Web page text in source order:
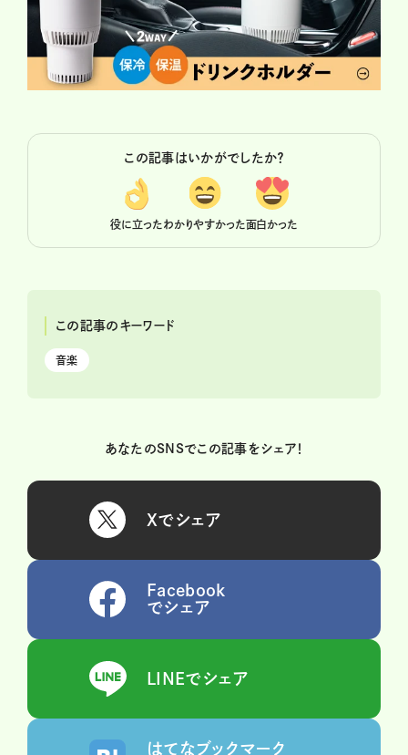
この記事はいかがでしたか？
役に立ったわかりやすかった面白かった
この記事のキーワード
音楽
あなたのSNSでこの記事をシェア！
Xでシェア
Facebook
でシェア
LINEでシェア
はてなブックマーク